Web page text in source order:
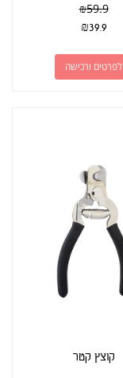
₪59.9
₪39.9
לפרטים ורכישה
קוצץ קטר